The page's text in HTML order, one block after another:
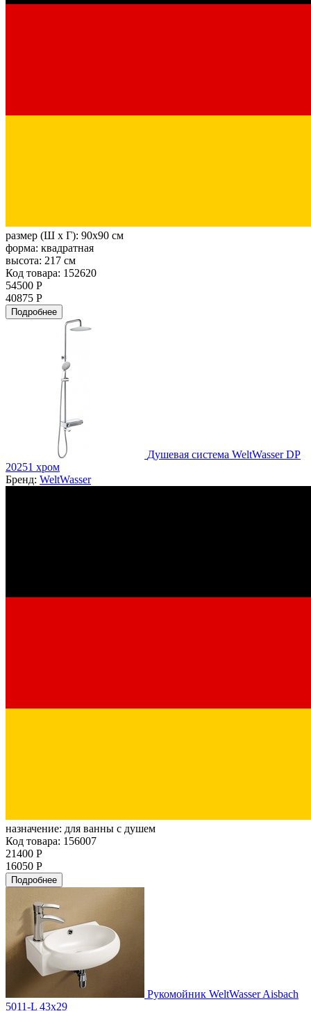
размер (Ш х Г): 90x90 см
форма: квадратная
высота: 217 см
Код товара: 152620
54500 Р
40875 Р
Подробнее
Душевая система WeltWasser DP
20251 хром
Бренд: WeltWasser
назначение: для ванны с душем
Код товара: 156007
21400 Р
16050 Р
Подробнее
Рукомойник WeltWasser Aisbach
5011-L 43х29